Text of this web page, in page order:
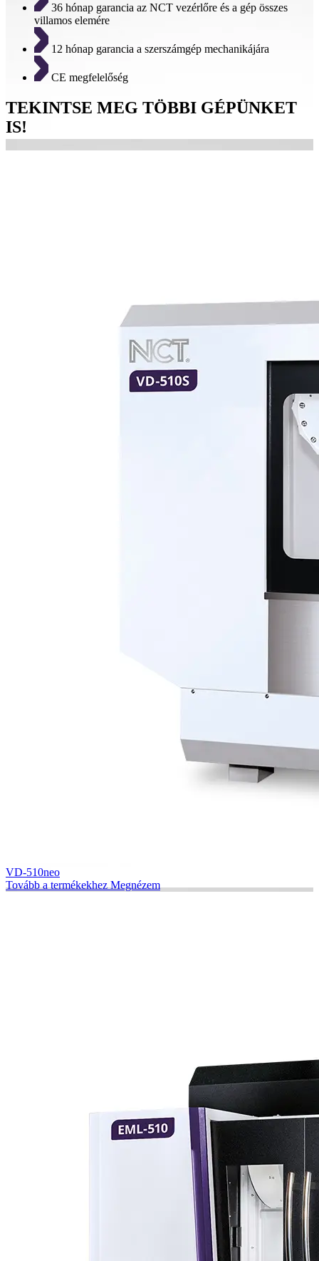
36 hónap garancia az NCT vezérlőre és a gép összes
villamos elemére
12 hónap garancia a szerszámgép mechanikájára
CE megfelelőség
TEKINTSE MEG TÖBBI GÉPÜNKET
IS!
VD-510neo
Tovább a termékekhez Megnézem